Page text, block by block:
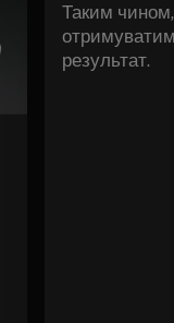
Таким
результат.